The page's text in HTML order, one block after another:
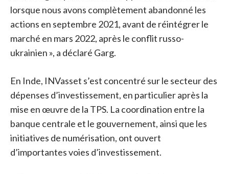
lorsque nous avons complètement abandonné les
actions en septembre 2021, avant de réintégrer le
marché en mars 2022, après le conflit russo-
ukrainien », a déclaré Garg.
En Inde, INVasset s’est concentré sur le secteur des
dépenses d’investissement, en particulier après la
mise en œuvre de la TPS. La coordination entre la
banque centrale et le gouvernement, ainsi que les
initiatives de numérisation, ont ouvert
d’importantes voies d’investissement.